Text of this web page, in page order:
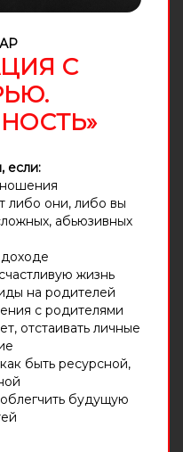
С
если:
либо они, либо вы
абьюзивных
жизнь
на родителей
с родителями
отстаивать личные
быть ресурсной,
будущую